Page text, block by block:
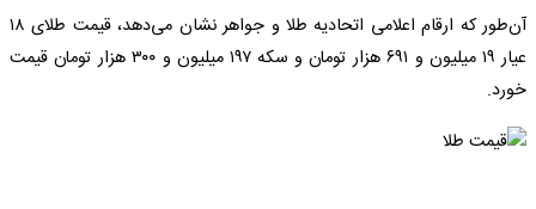
آن‌طور که ارقام اعلامی اتحادیه طلا و جواهر نشان می‌دهد، قیمت طلای ۱۸
عیار ۱۹ میلیون و ۶۹۱ هزار تومان و سکه ۱۹۷ میلیون و ۳۰۰ هزار تومان قیمت
خورد.